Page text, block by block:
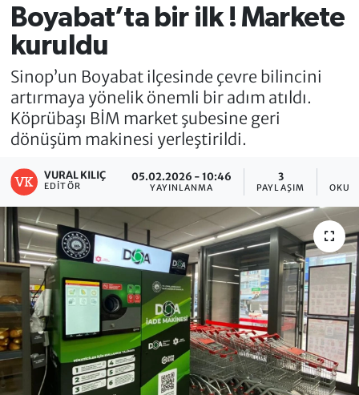
Boyabat’ta bir ilk ! Markete
kuruldu
Sinop’un Boyabat ilçesinde çevre bilincini
artırmaya yönelik önemli bir adım atıldı.
Köprübaşı BİM market şubesine geri
dönüşüm makinesi yerleştirildi.
VURAL KILIÇ
EDITÖR
05.02.2026 - 10:46
YAYINLANMA
3
PAYLAŞIM
Süper Lig Puan Durumu ve Fikstür
Tüm Manşetler
Son Dakika Haberleri
Haber Arşivi